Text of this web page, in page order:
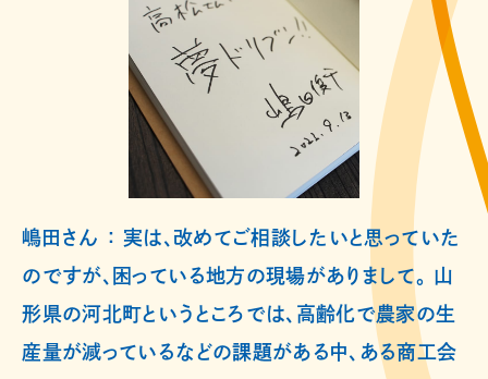
嶋田さん ： 実は、改めてご相談したいと思っていた
のですが、困っている地方の現場がありまして。 山
形県の河北町というところでは、高齢化で農家の生
産量が減っているなどの課題がある中、ある商工会